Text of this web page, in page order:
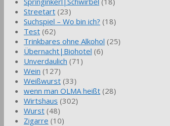
Streetart (23)
Suchspiel – Wo bin ich? (18)
Test (62)
Trinkbares ohne Alkohol (25)
Übernacht|Biohotel (6)
Unverdaulich (71)
Wein (127)
Weißwurst (33)
wenn man OLMA heißt (28)
Wirtshaus (302)
Wurst (48)
Zigarre (10)